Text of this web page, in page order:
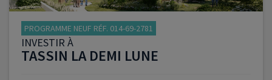
PROGRAMME NEUF RÉF. 014-69-2781
INVESTIR À
TASSIN LA DEMI LUNE